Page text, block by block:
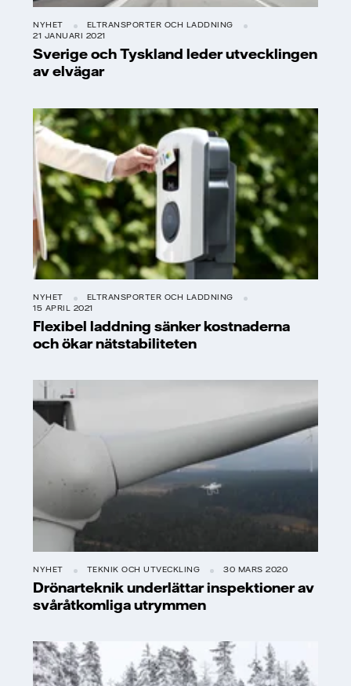
NYHET
ELTRANSPORTER OCH LADDNING
21 JANUARI 2021
Sverige och Tyskland leder utvecklingen
av elvägar
NYHET
ELTRANSPORTER OCH LADDNING
15 APRIL 2021
Flexibel laddning sänker kostnaderna
och ökar nätstabiliteten
NYHET TEKNIK OCH UTVECKLING 30 MARS 2020
Drönarteknik underlättar inspektioner av
svåråtkomliga utrymmen